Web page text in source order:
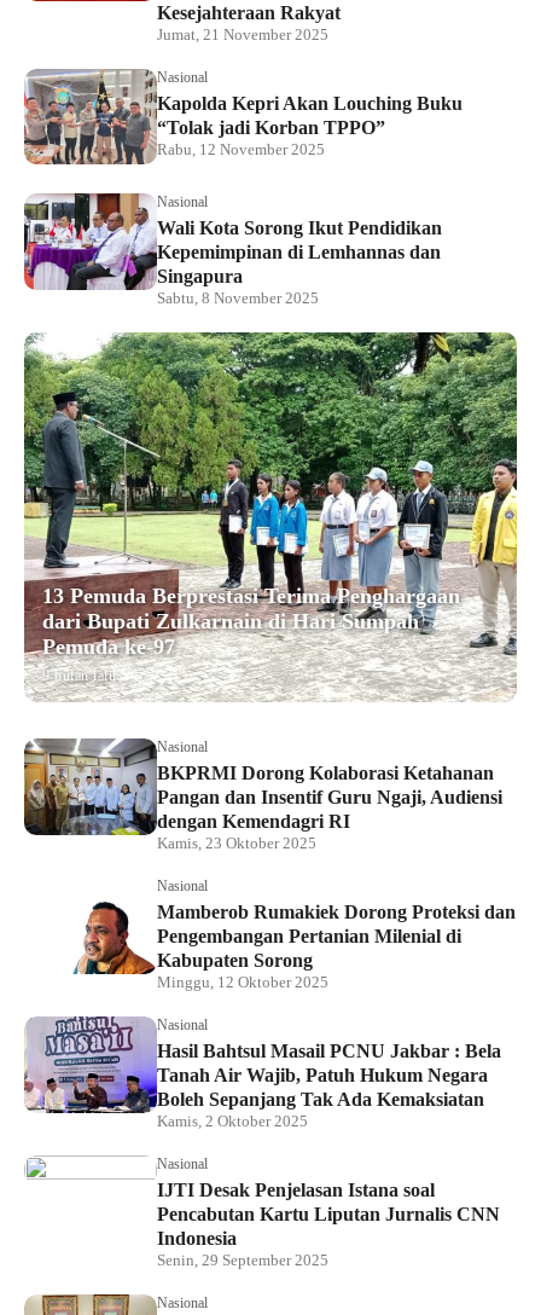
Kesejahteraan Rakyat
Jumat, 21 November 2025
Nasional
Kapolda Kepri Akan Louching Buku
“Tolak jadi Korban TPPO”
Rabu, 12 November 2025
Nasional
Wali Kota Sorong Ikut Pendidikan
Kepemimpinan di Lemhannas dan
Singapura
Sabtu, 8 November 2025
13 Pemuda Berprestasi Terima Penghargaan
dari Bupati Zulkarnain di Hari Sumpah
Pemuda ke-97
9 bulan lalu
Nasional
BKPRMI Dorong Kolaborasi Ketahanan
Pangan dan Insentif Guru Ngaji, Audiensi
dengan Kemendagri RI
Kamis, 23 Oktober 2025
Nasional
Mamberob Rumakiek Dorong Proteksi dan
Pengembangan Pertanian Milenial di
Kabupaten Sorong
Minggu, 12 Oktober 2025
Nasional
Hasil Bahtsul Masail PCNU Jakbar : Bela
Tanah Air Wajib, Patuh Hukum Negara
Boleh Sepanjang Tak Ada Kemaksiatan
Kamis, 2 Oktober 2025
Nasional
IJTI Desak Penjelasan Istana soal
Pencabutan Kartu Liputan Jurnalis CNN
Indonesia
Senin, 29 September 2025
Nasional